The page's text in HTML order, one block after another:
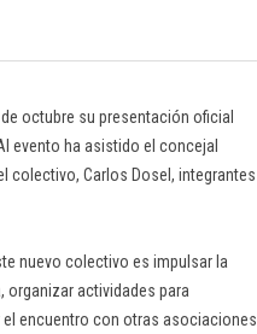
octubre su presentación oficial
evento ha asistido el concejal
colectivo, Carlos Dosel, integrantes
nuevo colectivo es impulsar la
actividades para
encuentro con otras asociaciones